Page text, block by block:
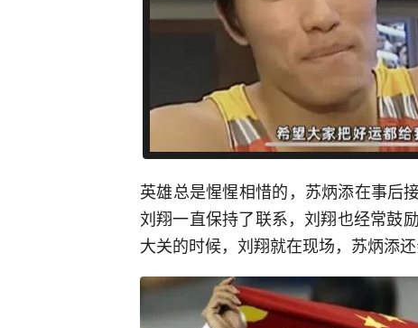
英雄总是惺惺相惜的，苏炳添在事后
刘翔一直保持了联系，刘翔也经常鼓
大关的时候，刘翔就在现场，苏炳添还